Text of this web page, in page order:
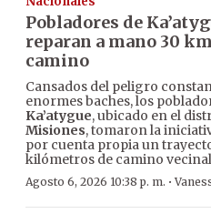
Pobladores de
reparan a mano 30
camino
Cansados del peligro
enormes baches, los
Ka’atygue, ubicado en el
Misiones, tomaron la
por cuenta propia un
kilómetros de camino
Agosto 6, 2026 10:38 p. m. ·